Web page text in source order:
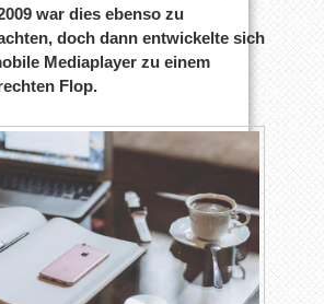
war dies ebenso zu
doch dann entwickelte sich
Mediaplayer zu einem
Flop.